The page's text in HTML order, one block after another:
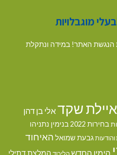
מוגבלויות
הנגשת האתר! במידה ונתקלת
איילת שקדאלי בן דהן
בחירות 2022 בנימין נתניהו
גבעת שמואל האיחוד
הימין החדשהליכוד המלצת דתילי